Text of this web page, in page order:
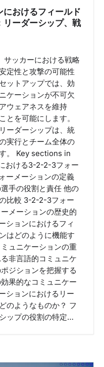
おけるフィールド
リーダーシップ、戦
ッカーにおける戦略
定性と攻撃の可能性
ットアップでは、効
ケーションが不可欠
ウェアネスを維持
とを可能にします。
ーダーシップは、統
実行とチーム全体の
。 Key sections in
おける3-2-2-3フォー
ーメーションの定義
手の役割と責任 他の
比較 3-2-2-3フォー
メーションの歴史的
ションにおけるフィ
はどのように機能す
ュニケーションの重
非言語的コミュニケ
ジションを把握する
果的なコミュニケー
ションにおけるリー
のようなものか？ フ
ップの役割の特定…